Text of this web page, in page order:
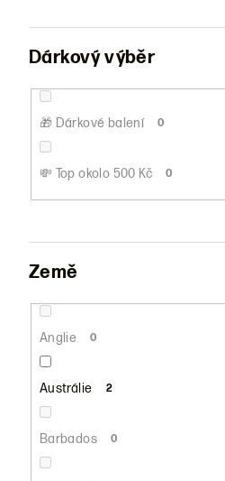
Dárkový výběr
🎁 Dárkové balení 0
💸 Top okolo 500 Kč 0
Země
Anglie 0
Austrálie 2
Barbados 0